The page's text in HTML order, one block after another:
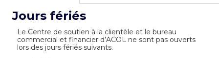
Jours fériés
Le Centre de soutien à la clientèle et le bureau
commercial et financier d’ACOL ne sont pas ouverts
lors des jours fériés suivants.